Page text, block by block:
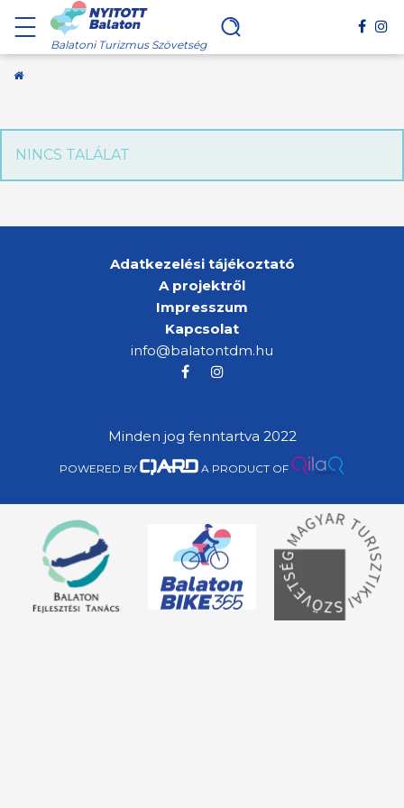
Balatoni Turizmus Szövetség
Kezdőoldal
NINCS TALÁLAT
Adatkezelési tájékoztató
A projektről
Impresszum
Kapcsolat
info@balatontdm.hu
Minden jog fenntartva 2022
POWERED BY A PRODUCT OF